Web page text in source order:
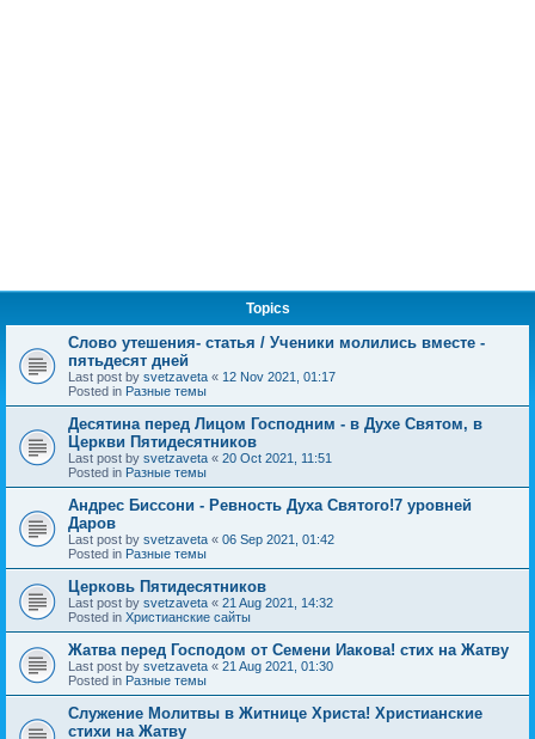
Topics
Слово утешения- статья / Ученики молились вместе -
пятьдесят дней
Last post by svetzaveta « 12 Nov 2021, 01:17
Posted in Разные темы
Десятина перед Лицом Господним - в Духе Святом, в
Церкви Пятидесятников
Last post by svetzaveta « 20 Oct 2021, 11:51
Posted in Разные темы
Андрес Биссони - Ревность Духа Святого!7 уровней
Даров
Last post by svetzaveta « 06 Sep 2021, 01:42
Posted in Разные темы
Церковь Пятидесятников
Last post by svetzaveta « 21 Aug 2021, 14:32
Posted in Христианские сайты
Жатва перед Господом от Семени Иакова! стих на Жатву
Last post by svetzaveta « 21 Aug 2021, 01:30
Posted in Разные темы
Служение Молитвы в Житнице Христа! Христианские
стихи на Жатву